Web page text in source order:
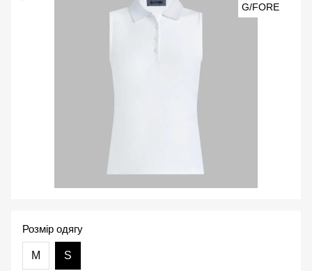
Розмір одягу
М S